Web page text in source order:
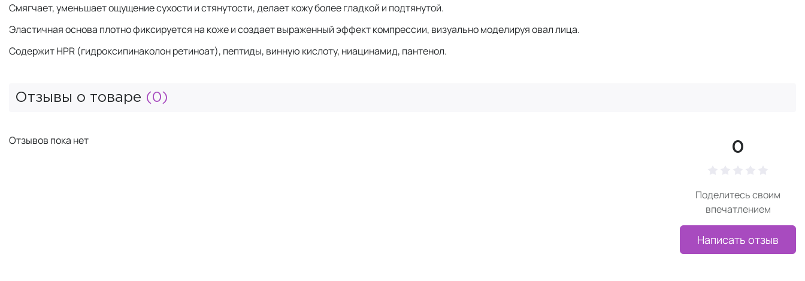
Смягчает, уменьшает ощущение сухости и стянутости, делает кожу более гладкой и подтянутой.
Эластичная основа плотно фиксируется на коже и создает выраженный эффект компрессии, визуально моделируя овал лица.
Содержит HPR (гидроксипинаколон ретиноат), пептиды, винную кислоту, ниацинамид, пантенол.
Отзывы о товаре (0)
0
Поделитесь своим
впечатлением
Написать отзыв
Отзывов пока нет